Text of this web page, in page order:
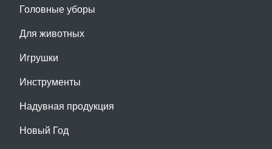
Головные уборы
Для животных
Игрушки
Инструменты
Надувная продукция
Новый Год